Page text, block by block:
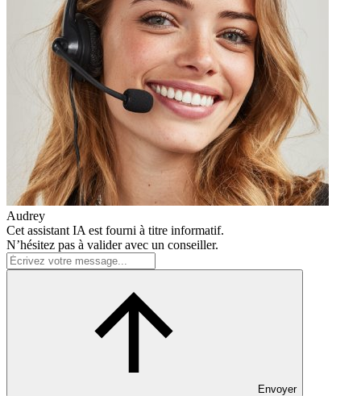
Audrey
Cet assistant IA est fourni à titre informatif.
N’hésitez pas à valider avec un conseiller.
Envoyer